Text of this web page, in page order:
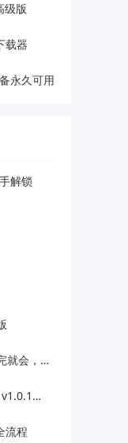
级版
载器
永久可用
解锁
认真&#8230;
色版
流程